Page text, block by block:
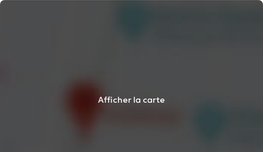
Afficher la carte